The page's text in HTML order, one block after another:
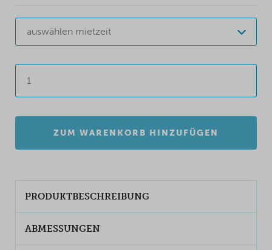
auswählen mietzeit
ZUM WARENKORB HINZUFÜGEN
PRODUKTBESCHREIBUNG
ABMESSUNGEN